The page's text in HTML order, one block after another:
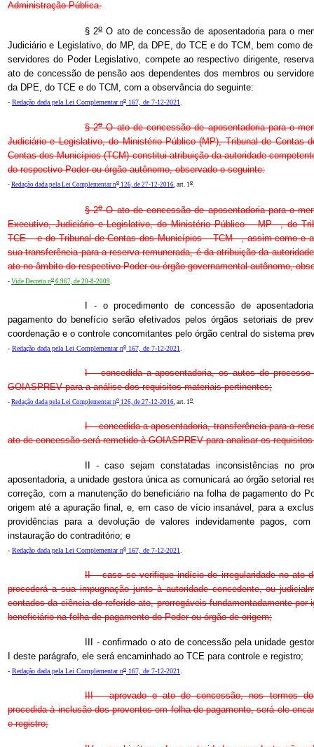
Administração Pública.
§ 2oO ato de concessão de aposentadoria para o
Judiciário e Legislativo, do MP, da DPE, do TCE e do TCM, bem como
servidores do Poder Legislativo, compete ao respectivo dirigente,
ato de concessão de pensão aos dependentes dos membros ou
da DPE, do TCE e do TCM, com a observância do seguinte:
- Redação dada pela Lei Complementar no 167, de 7-12-2021
§ 2oO ato de concessão de aposentadoria para o
Judiciário e Legislativo, do Ministério Público (MP), Tribunal de Contas
Contas dos Municípios (TCM) constitui atribuição da autoridade
do respectivo Poder ou órgão autônomo, observado o seguinte:
- Redação dada pela Lei Complementar no 126, de 27-12-2016, art. 1o.
§ 2oO ato de concessão de aposentadoria para o
Executivo, Judiciário e Legislativo, do Ministério Público – MP –, do
TCE – e do Tribunal de Contas dos Municípios – TCM –, assim como o
sua transferência para a reserva remunerada, é da atribuição da
ato no âmbito do respectivo Poder ou órgão governamental autônomo,
- Vide Decreto no 6.967, de 20-8-2009
I - o procedimento de concessão de
pagamento do benefício serão efetivados pelos órgãos setoriais de
coordenação e o controle concomitantes pelo órgão central do sistema
- Redação dada pela Lei Complementar no 167, de 7-12-2021
I – concedida a aposentadoria, os autos do
GOIASPREV para a análise dos requisitos materiais pertinentes;
- Redação dada pela Lei Complementar no 126, de 27-12-2016 , art. 1 o
I – concedida a aposentadoria, transferência para a
ato de concessão será remetido à GOIASPREV para analisar os
II - caso sejam constatadas inconsistências no
aposentadoria, a unidade gestora única as comunicará ao órgão setorial
correção, com a manutenção do beneficiário na folha de pagamento do
origem até a apuração final, e, em caso de vício insanável, para a
providências para a devolução de valores indevidamente pagos,
instauração do contraditório; e
- Redação dada pela Lei Complementar no 167, de 7-12-2021
II – caso se verifique indício de irregularidade no ato
procederá a sua impugnação junto à autoridade concedente, ou
contados da ciência do referido ato, prorrogáveis fundamentadamente por
beneficiário na folha de pagamento do Poder ou órgão de origem;
III - confirmado o ato de concessão pela unidade
I deste parágrafo, ele será encaminhado ao TCE para controle e registro;
- Redação dada pela Lei Complementar no 167, de 7-12-2021
III – aprovado o ato de concessão, nos termos
procedida à inclusão dos proventos em folha de pagamento, será ele
e registro;